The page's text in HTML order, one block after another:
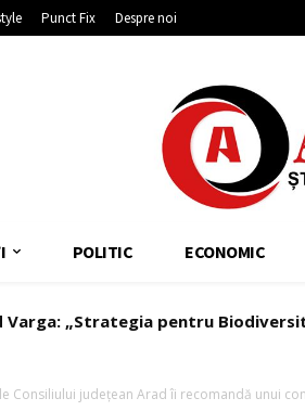
Punct Fix Despre noi
POLITIC ECONOMIC
Varga: „Strategia pentru
Consiliului județean Arad îi recomandă unui